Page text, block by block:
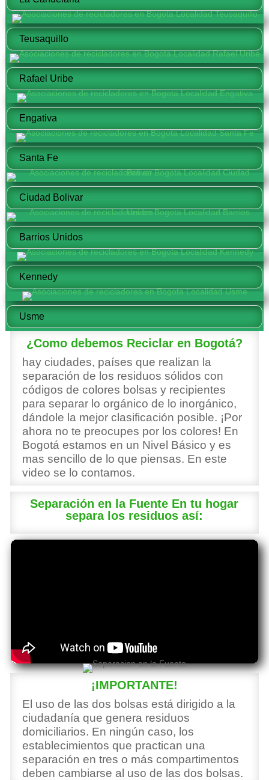
Teusaquillo
Rafael Uribe
Engativa
Santa Fe
Ciudad Bolivar
Barrios Unidos
Kennedy
Usme
¿Como debemos Reciclar en Bogotá?
hay ciudades, países que realizan la
separación de los residuos sólidos con
códigos de colores bolsas y recipientes
para separar lo orgánico de lo inorgánico,
dándole la mejor clasificación posible. ¡Por
ahora no te preocupes por los colores! En
Bogotá estamos en un Nivel Básico y es
mas sencillo de lo que piensas. En este
video se lo contamos.
Separación en la Fuente En tu hogar
separa los residuos así:
¡IMPORTANTE!
El uso de las dos bolsas está dirigido a la
ciudadanía que genera residuos
domiciliarios. En ningún caso, los
establecimientos que practican una
separación en tres o más compartimentos
deben cambiarse al uso de las dos bolsas.